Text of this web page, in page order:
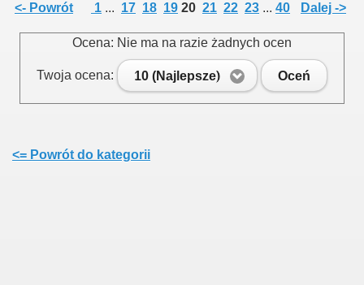
<- Powrót 1 ... 17 18 19 20 21 22 23 ... 40 Dalej ->
Ocena: Nie ma na razie żadnych ocen
Twoja ocena: 10 (Najlepsze) Oceń
<= Powrót do kategorii